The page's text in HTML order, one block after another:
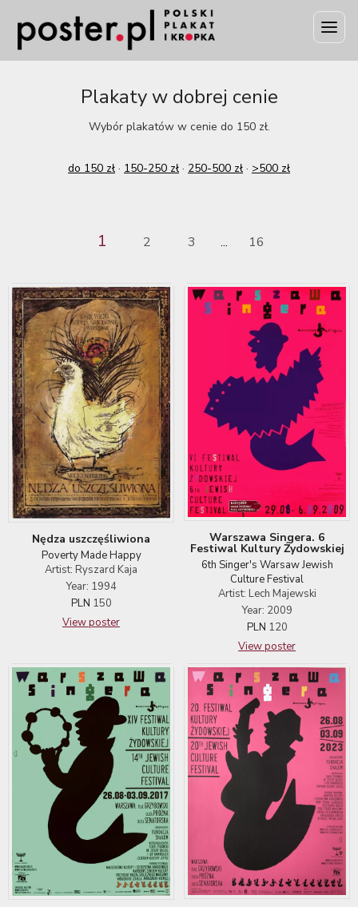
Plakaty w dobrej cenie
Wybór plakatów w cenie do 150 zł.
do 150 zł · 150-250 zł · 250-500 zł · >500 zł
1 2 3 ... 16
Nędza uszczęśliwiona
Poverty Made Happy
Artist: Ryszard Kaja
Year: 1994
PLN 150
View poster
Warszawa Singera. 6
Festiwal Kultury Żydowskiej
6th Singer's Warsaw Jewish
Culture Festival
Artist: Lech Majewski
Year: 2009
PLN 120
View poster